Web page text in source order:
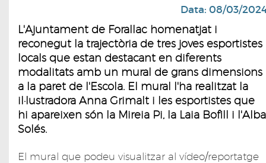
Data: 08/03/
L'Ajuntament de Forallac homenatjat i
reconegut la trajectòria de tres joves esportistes
locals que estan destacant en diferents
modalitats amb un mural de grans dimensions
a la paret de l'Escola. El mural l'ha realitzat la
il·lustradora Anna Grimalt i les esportistes que
hi apareixen són la Mireia Pi, la Laia Bofill i l'Alba
Solés.
El mural que podeu visualitzar al vídeo/reportatge